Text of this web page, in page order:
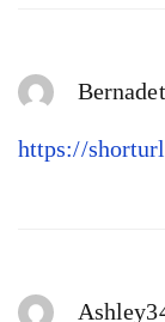
https://